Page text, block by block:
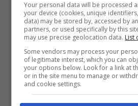
Your personal data will be processed
your device (cookies, unique
data) may be stored by, accessed by
partners, or used specifically by this
may use precise geolocation data. List
Some vendors may process your
of legitimate interest, which you can
your options below. Look for a link at
or in the site menu to manage or
and cookie settings.